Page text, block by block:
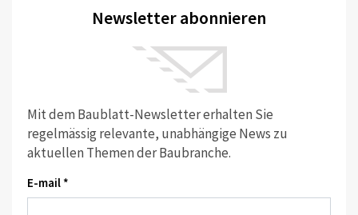
Newsletter abonnieren
Mit dem Baublatt-Newsletter erhalten Sie
regelmässig relevante, unabhängige News zu
aktuellen Themen der Baubranche.
E-mail *